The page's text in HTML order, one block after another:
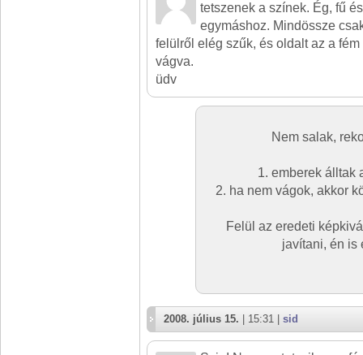
tetszenek a színek. Ég, fű
egymáshoz. Mindössze
felülről elég szűk, és oldalt az a
vágva.
üdv
Nem salak,
1. emberek álltak
2. ha nem vágok, akkor
Felül az eredeti
javítani, én is
2008. július 15. | 15:31 | sid